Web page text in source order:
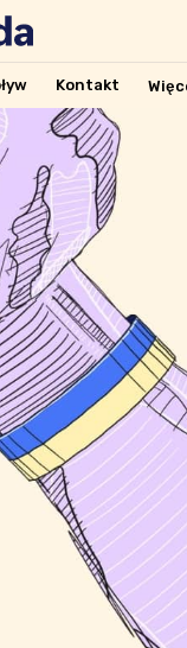
Kontakt